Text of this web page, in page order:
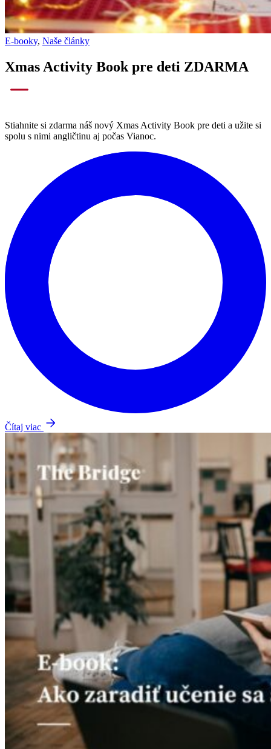
E-booky, Naše články
Xmas Activity Book pre deti ZDARMA
Stiahnite si zdarma náš nový Xmas Activity Book pre deti a užite si
spolu s nimi angličtinu aj počas Vianoc.
Čítaj viac